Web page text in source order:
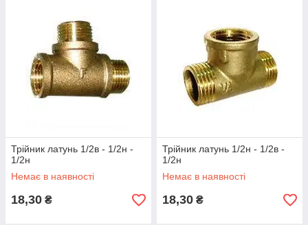
Трійник латунь 1/2в - 1/2н -
1/2н
Немає в наявності
18,30 ₴
Трійник латунь 1/2н - 1/2в -
1/2н
Немає в наявності
18,30 ₴